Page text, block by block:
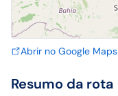
Abrir no Google Maps
Resumo da rota